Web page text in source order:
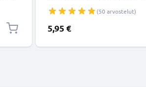
(50 arvostelut)
5,95 €